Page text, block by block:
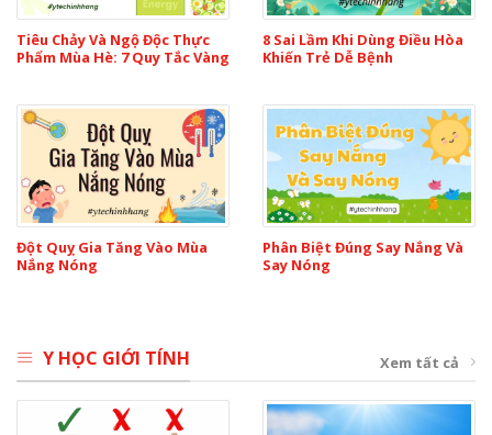
Tiêu Chảy Và Ngộ Độc Thực
Phẩm Mùa Hè: 7 Quy Tắc Vàng
8 Sai Lầm Khi Dùng Điều Hòa
Khiến Trẻ Dễ Bệnh
Đột Quỵ Gia Tăng Vào Mùa
Nắng Nóng
Phân Biệt Đúng Say Nắng Và
Say Nóng
Y HỌC GIỚI TÍNH Xem tất cả